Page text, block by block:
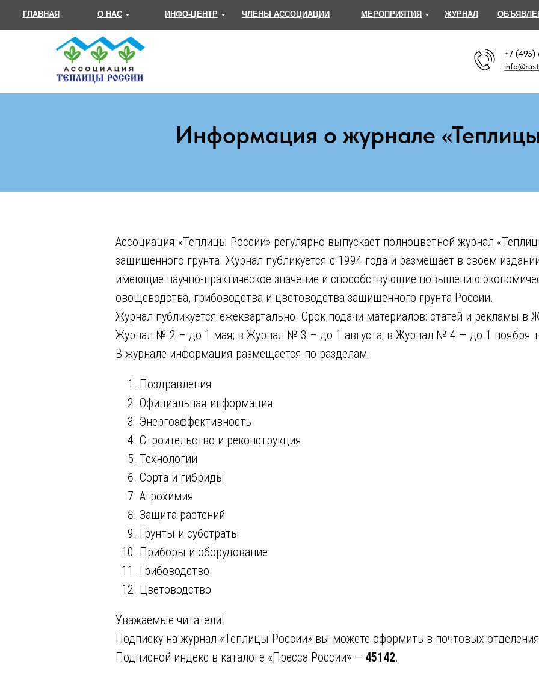
+7 (495)
ГЛАВНАЯ О НАС ИНФО-ЦЕНТР ЧЛЕНЫ АССОЦИАЦИИ МЕРОПРИЯТИЯ ЖУРНАЛ
Информация о журнале
Ассоциация «Теплицы России» регулярно выпускает полноцветной журнал
защищенного грунта. Журнал публикуется с 1994 года и размещает в своём
имеющие научно-практическое значение и способствующие повышению
овощеводства, грибоводства и цветоводства защищенного грунта России.
Журнал публикуется ежеквартально. Срок подачи материалов: статей и рекламы
Журнал № 2 – до 1 мая; в Журнал № 3 – до 1 августа; в Журнал № 4 — до 1 ноября
В журнале информация размещается по разделам:
Поздравления
Официальная информация
Энергоэффективность
Строительство и реконструкция
Технологии
Сорта и гибриды
Агрохимия
Защита растений
Грунты и субстраты
Приборы и оборудование
Грибоводство
Цветоводство
Уважаемые читатели!
Подписку на журнал «Теплицы России» вы можете оформить в почтовых
Подписной индекс в каталоге «Пресса России» — 45142.